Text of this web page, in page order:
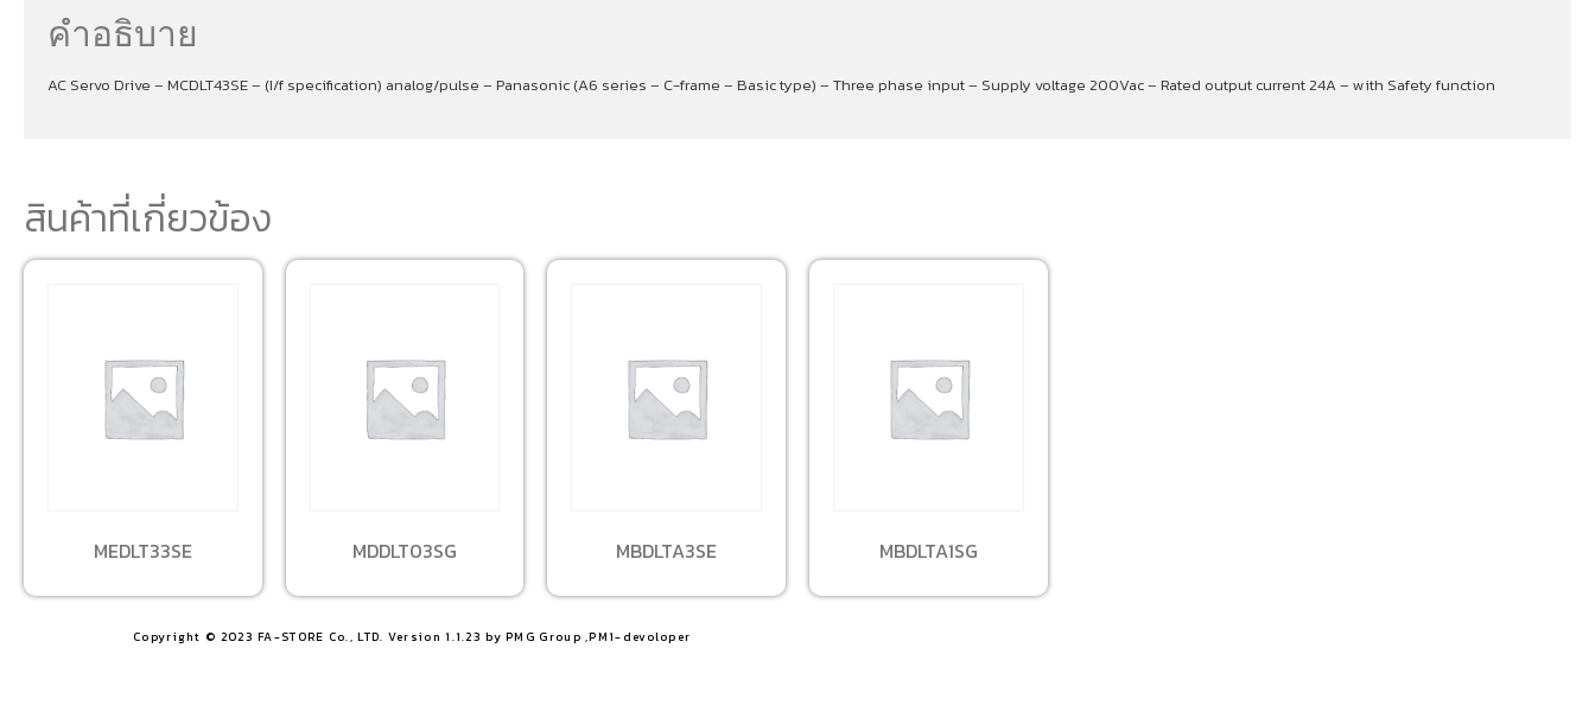
คำอธิบาย
AC Servo Drive – MCDLT43SE – (I/f specification) analog/pulse – Panasonic (A6 series – C-frame – Basic type) – Three phase input – Supply voltage 200Vac – Rated output current 24A – with Safety function
สินค้าที่เกี่ยวข้อง
MEDLT33SE MDDLT03SG MBDLTA3SE MBDLTA1SG
Copyright © 2023 FA-STORE Co., LTD. Version 1.1.23 by PMG Group ,PM1-devoloper​